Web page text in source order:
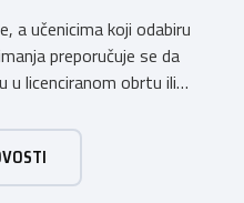
a učenicima koji odabiru
preporučuje se da
u licenciranom obrtu ili
postupak
omogućili
znanja, a